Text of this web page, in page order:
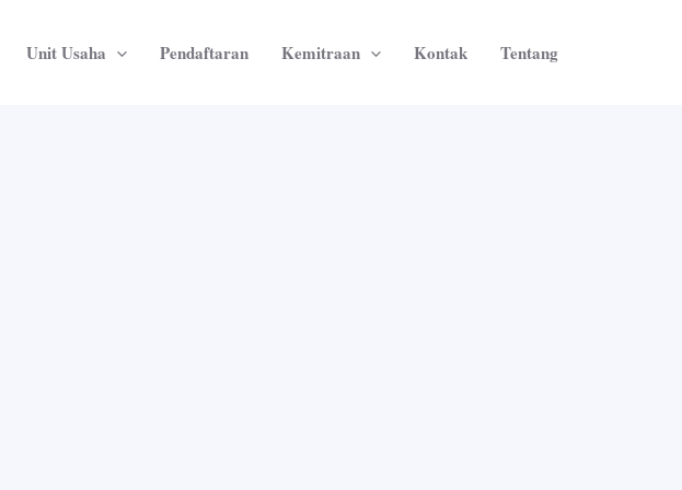
Unit Usaha Pendaftaran Kemitraan Kontak Tentang